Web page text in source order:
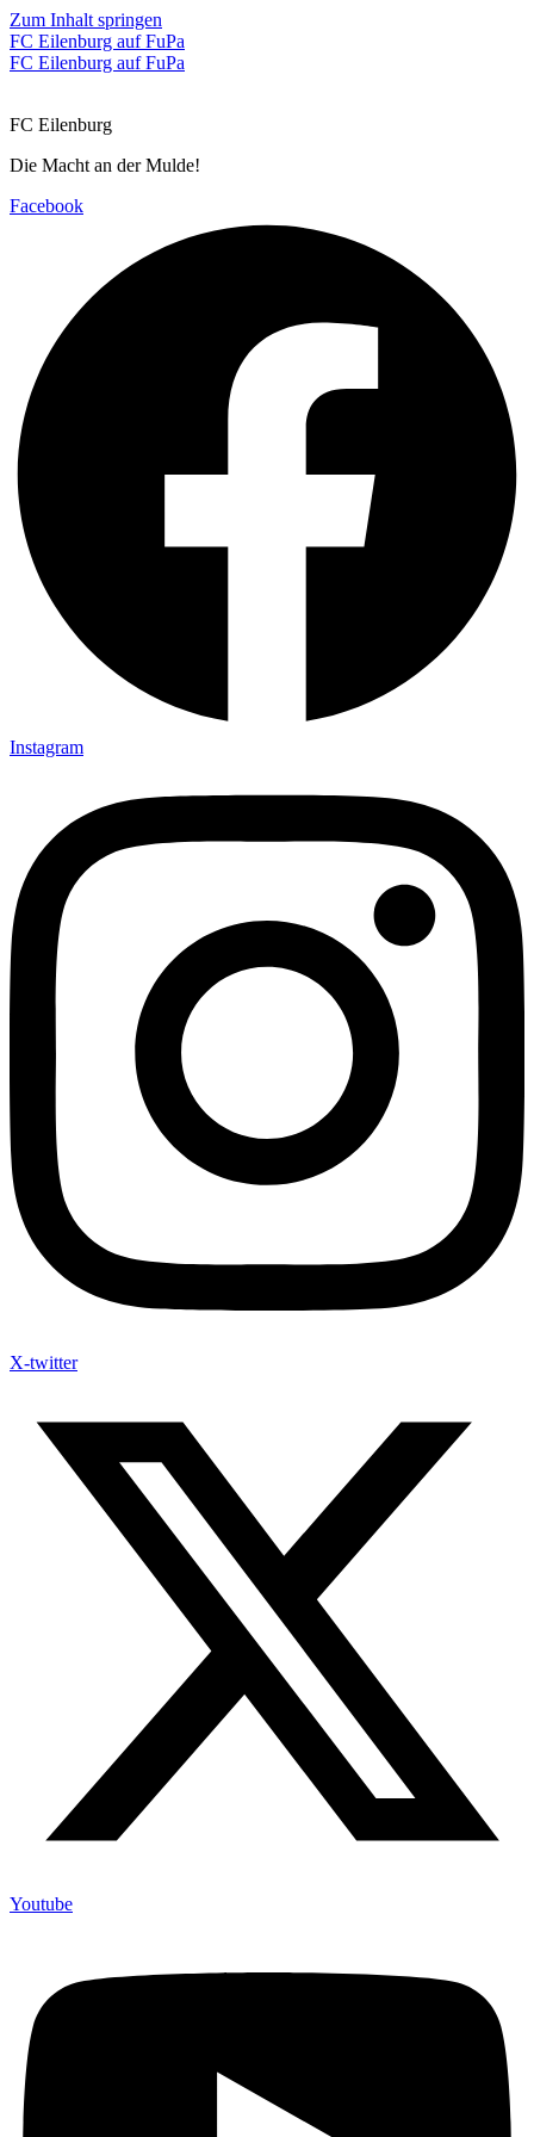
Zum Inhalt springen
FC Eilenburg auf FuPa
FC Eilenburg auf FuPa
FC Eilenburg
Die Macht an der Mulde!
Facebook
Instagram
X-twitter
Youtube